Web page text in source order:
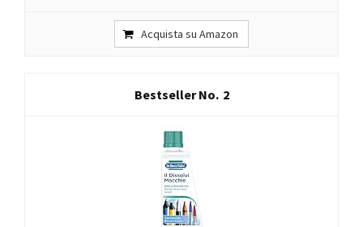
Acquista su Amazon
2